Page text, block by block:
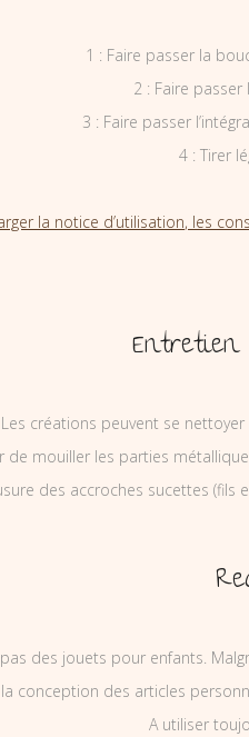
1 : Faire passer la
2 : Faire
3 : Faire passer
4 : Tirer
la notice d’utilisation, les
Les créations peuvent se nettoyer
de mouiller les parties
des accroches sucettes
des jouets pour enfants.
conception des articles
A utiliser